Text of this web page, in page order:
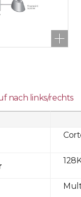
nach links/rechts